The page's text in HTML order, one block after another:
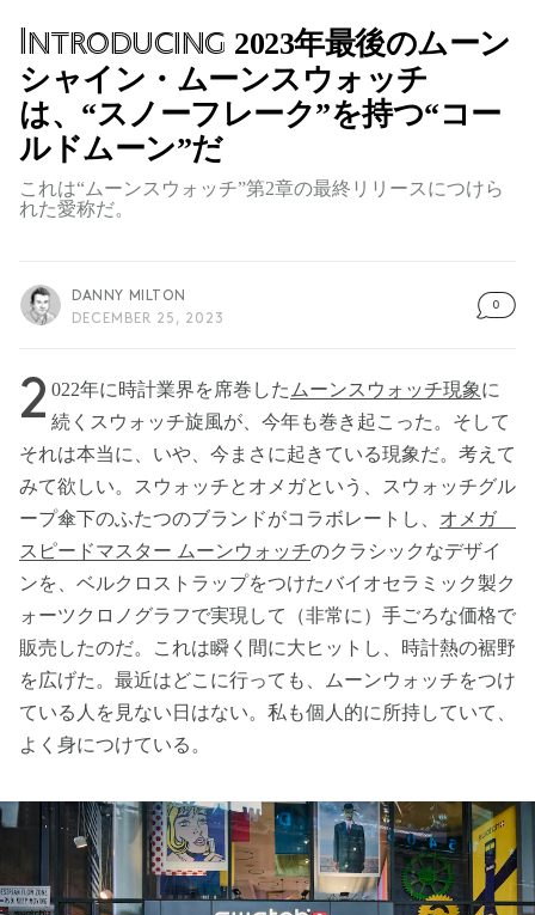
Introducing 2023年最後のムーン
シャイン・ムーンスウォッチ
は、“スノーフレーク”を持つ“コー
ルドムーン”だ
これは“ムーンスウォッチ”第2章の最終リリースにつけら
れた愛称だ。
DANNY MILTON
DECEMBER 25, 2023
0
2 022年に時計業界を席巻した ムーンスウォッチ現象に
続くスウォッチ旋風が、今年も巻き起こった。そして
それは本当に、いや、今まさに起きている現象だ。考えて
みて欲しい。スウォッチとオメガという、スウォッチグル
ープ傘下のふたつのブランドがコラボレートし、 オメガ
スピードマスター ムーンウォッチのクラシックなデザイ
ンを、ベルクロストラップをつけたバイオセラミック製ク
ォーツクロノグラフで実現して（非常に）手ごろな価格で
販売したのだ。これは瞬く間に大ヒットし、時計熱の裾野
を広げた。最近はどこに行っても、ムーンウォッチをつけ
ている人を見ない日はない。私も個人的に所持していて、
よく身につけている。